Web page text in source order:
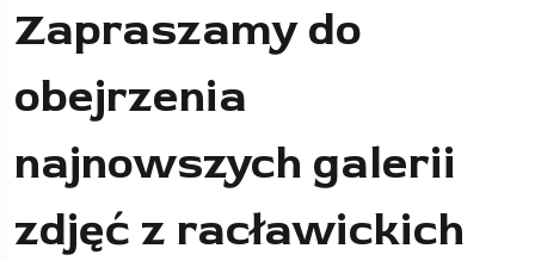
Zapraszamy do
obejrzenia
najnowszych galerii
zdjęć z racławickich